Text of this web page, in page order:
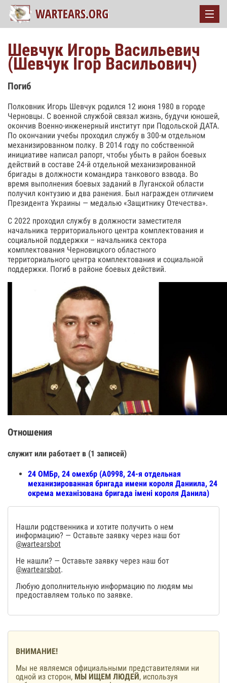
Шевчук Игорь Васильевич
(Шевчук Ігор Васильович)
Погиб
Полковник Игорь Шевчук родился 12 июня 1980 в городе
Черновцы. С военной службой связал жизнь, будучи юношей,
окончив Военно-инженерный институт при Подольской ДАТА.
По окончании учебы проходил службу в 300-м отдельном
механизированном полку. В 2014 году по собственной
инициативе написал рапорт, чтобы убыть в район боевых
действий в составе 24-й отдельной механизированной
бригады в должности командира танкового взвода. Во
время выполнения боевых заданий в Луганской области
получил контузию и два ранения. Был награжден отличием
Президента Украины — медалью «Защитнику Отечества».
С 2022 проходил службу в должности заместителя
начальника территориального центра комплектования и
социальной поддержки – начальника сектора
комплектования Черновицкого областного
территориального центра комплектования и социальной
поддержки. Погиб в районе боевых действий.
Отношения
служит или работает в (1 записей)
24 ОМБр, 24 омехбр (А0998, 24-я отдельная
механизированная бригада имени короля Даниила, 24
окрема механізована бригада імені короля Данила)
Нашли родственника и хотите получить о нем
информацию? — Оставьте заявку через наш бот
@wartearsbot
Не нашли? — Оставьте заявку через наш бот
@wartearsbot.
Любую дополнительную информацию по людям мы
предоставляем только по заявке.
ВНИМАНИЕ!
Мы не являемся официальными представителями ни
одной из сторон, МЫ ИЩЕМ ЛЮДЕЙ, используя